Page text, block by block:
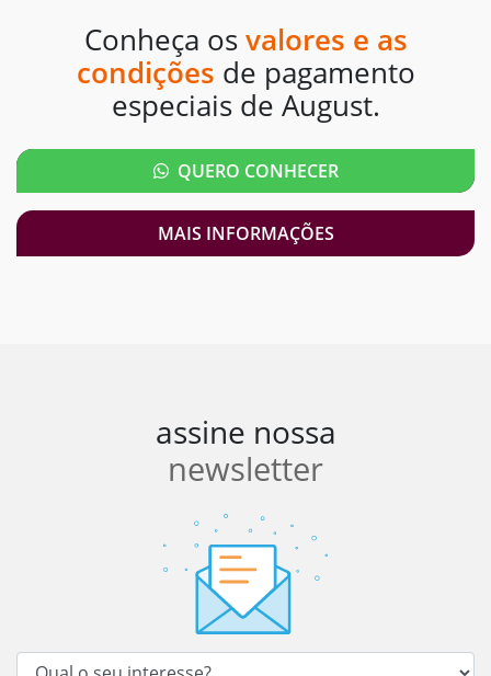
Conheça os valores e as
condições de pagamento
especiais de August.
QUERO CONHECER
MAIS INFORMAÇÕES
assine nossa
newsletter